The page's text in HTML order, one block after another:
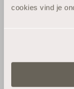
cookies vind je